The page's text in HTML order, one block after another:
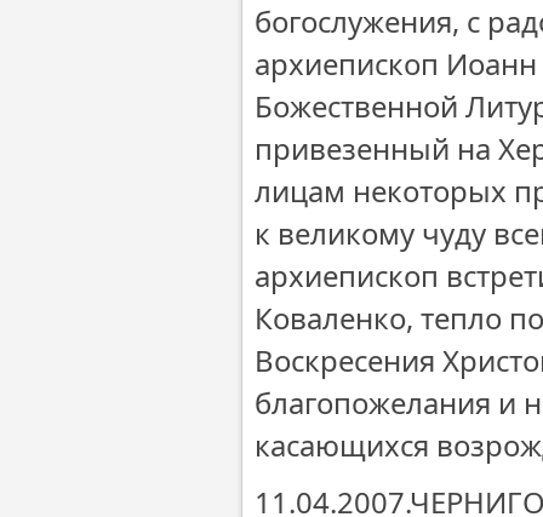
богослужения, с
архиепископ
Божественной
привезенный на
лицам некоторых
к великому чуду
архиепископ
Коваленко, тепло
Воскресения
благопожелания и
касающихся